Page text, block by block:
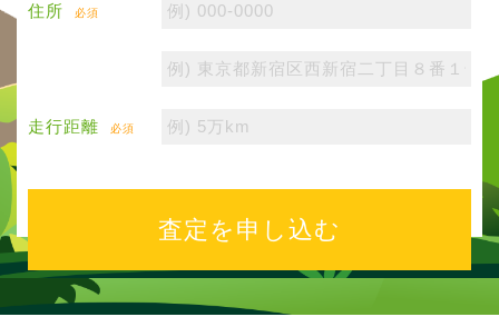
住所 必須
走行距離 必須